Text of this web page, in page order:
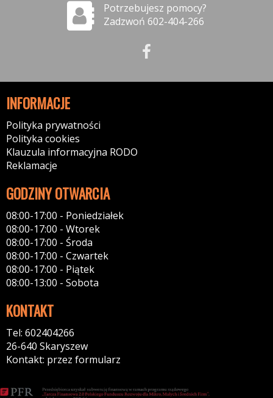
Potrzebujesz pomocy?
Zadzwoń 602-404-266
INFORMACJE
Polityka prywatności
Polityka cookies
Klauzula informacyjna RODO
Reklamacje
GODZINY OTWARCIA
08:00-17:00 - Poniedziałek
08:00-17:00 - Wtorek
08:00-17:00 - Środa
08:00-17:00 - Czwartek
08:00-17:00 - Piątek
08:00-13:00 - Sobota
KONTAKT
Tel: 602404266
26-640 Skaryszew
Kontakt: przez formularz